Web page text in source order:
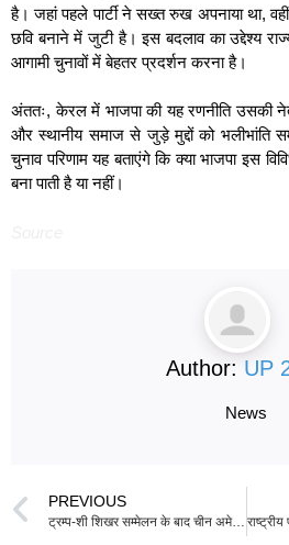
है। जहां पहले पार्टी ने सख्त रुख अपनाया था,
छवि बनाने में जुटी है। इस बदलाव का उद्देश्य
आगामी चुनावों में बेहतर प्रदर्शन करना है।
अंततः, केरल में भाजपा की यह रणनीति उसकी
और स्थानीय समाज से जुड़े मुद्दों को भलीभांति
चुनाव परिणाम यह बताएंगे कि क्या भाजपा इस
बना पाती है या नहीं।
Author: UP
News
PREVIOUS
ट्रम्प-शी शिखर सम्मेलन के बाद चीन अमेरिकी कृषि उत्पादों के लिए व्यापार को बढ़ावा देने पर सहमत हुआ